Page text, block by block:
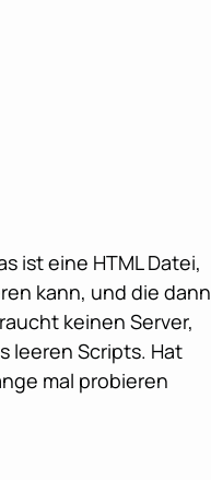
ist eine HTML Datei,
kann, und die dann
keinen Server,
leeren Scripts. Hat
mal probieren